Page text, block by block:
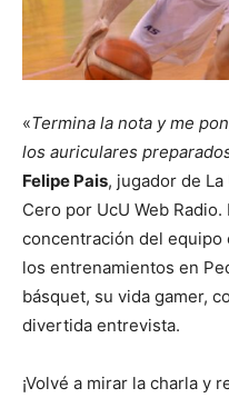
«Termina la nota y me
los auriculares
Felipe Pais, jugador de
Cero por UcU Web
concentración del equipo
los entrenamientos en
básquet, su vida gamer,
divertida entrevista.
¡Volvé a mirar la charla y